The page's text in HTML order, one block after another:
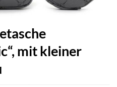
mit kleiner